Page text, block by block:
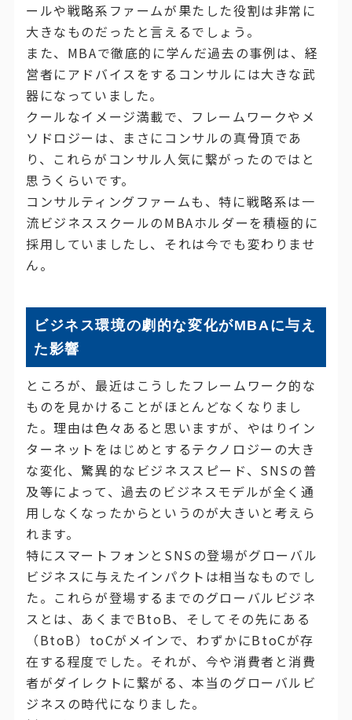
ールや戦略系ファームが果たした役割は非常に
大きなものだったと言えるでしょう。
また、MBAで徹底的に学んだ過去の事例は、経
営者にアドバイスをするコンサルには大きな武
器になっていました。
クールなイメージ満載で、フレームワークやメ
ソドロジーは、まさにコンサルの真骨頂であ
り、これらがコンサル人気に繋がったのではと
思うくらいです。
コンサルティングファームも、特に戦略系は一
流ビジネススクールのMBAホルダーを積極的に
採用していましたし、それは今でも変わりませ
ん。
ビジネス環境の劇的な変化がMBAに与え
た影響
ところが、最近はこうしたフレームワーク的な
ものを見かけることがほとんどなくなりまし
た。理由は色々あると思いますが、やはりイン
ターネットをはじめとするテクノロジーの大き
な変化、驚異的なビジネススピード、SNSの普
及等によって、過去のビジネスモデルが全く通
用しなくなったからというのが大きいと考えら
れます。
特にスマートフォンとSNSの登場がグローバル
ビジネスに与えたインパクトは相当なものでし
た。これらが登場するまでのグローバルビジネ
スとは、あくまでBtoB、そしてその先にある
（BtoB）toCがメインで、わずかにBtoCが存
在する程度でした。それが、今や消費者と消費
者がダイレクトに繋がる、本当のグローバルビ
ジネスの時代になりました。